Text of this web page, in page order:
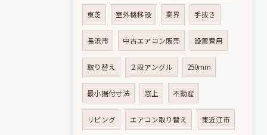
東芝 室外機移設 業界 手抜き
長浜市 中古エアコン販売 設置費用
取り替え ２段アングル 250mm
最小据付寸法 窓上 不動産
リビング エアコン取り替え 東近江市